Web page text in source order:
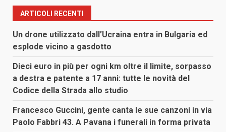
ARTICOLI RECENTI
Un drone utilizzato dall’Ucraina entra in Bulgaria ed
esplode vicino a gasdotto
Dieci euro in più per ogni km oltre il limite, sorpasso
a destra e patente a 17 anni: tutte le novità del
Codice della Strada allo studio
Francesco Guccini, gente canta le sue canzoni in via
Paolo Fabbri 43. A Pavana i funerali in forma privata